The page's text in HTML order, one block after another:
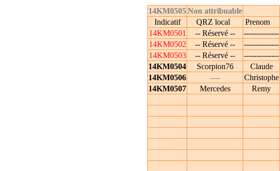
14KM0505Non attribuable
Indicatif
QRZ local Prenom
14KM0501
-- Réservé -- --------------
14KM0502
-- Réservé -- --------------
14KM0503
-- Réservé -- --------------
14KM0504
Scorpion76 Claude
14KM0506
---- Christophe
14KM0507
Mercedes Remy